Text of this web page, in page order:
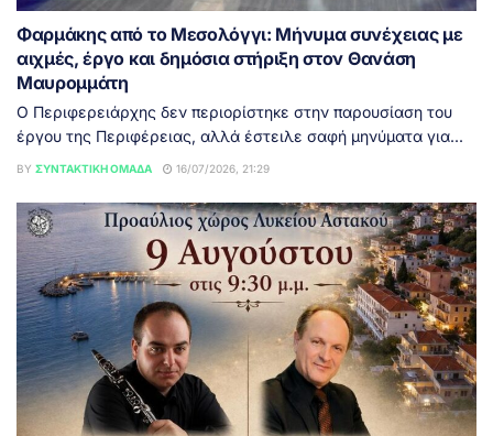
Φαρμάκης από το Μεσολόγγι: Μήνυμα συνέχειας με
αιχμές, έργο και δημόσια στήριξη στον Θανάση
Μαυρομμάτη
Ο Περιφερειάρχης δεν περιορίστηκε στην παρουσίαση του
έργου της Περιφέρειας, αλλά έστειλε σαφή μηνύματα για...
BY ΣΥΝΤΑΚΤΙΚΉ ΟΜΆΔΑ 16/07/2026, 21:29